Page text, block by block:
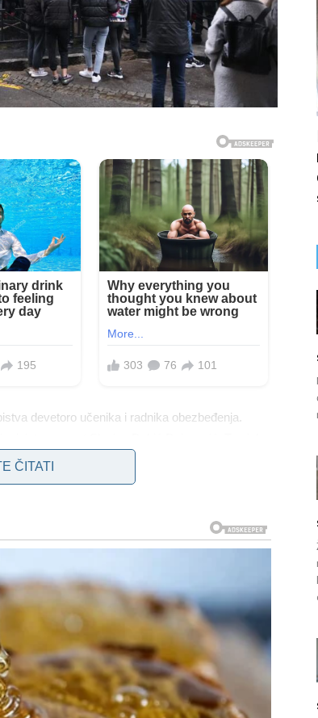
devetoro učenika i radnika obezbeđenja.
onima koji su u ovom stravičnom zločinu u maju
ČITATI